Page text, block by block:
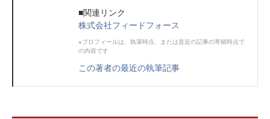
■関連リンク
株式会社フィードフォース
※プロフィールは、執筆時点、または直近の記事の寄稿時点で
の内容です
この著者の最近の執筆記事